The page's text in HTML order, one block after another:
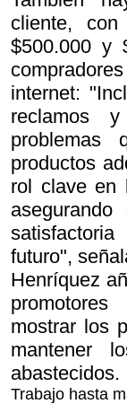
cliente,
$500.000 y
internet:
reclamos
problemas
productos
rol clave en
futuro",
Henríquez
mostrar los
mantener
abastecidos.
Trabajo hasta